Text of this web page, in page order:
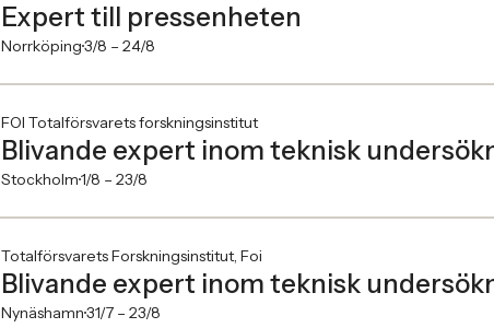
Expert till pressenheten
Norrköping3/8 – 24/8
FOI Totalförsvarets forskningsinstitut
Blivande expert inom teknisk
Stockholm1/8 – 23/8
Totalförsvarets Forskningsinstitut, Foi
Blivande expert inom teknisk
Nynäshamn31/7 – 23/8